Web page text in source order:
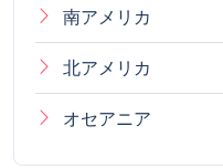
南アメリカ
北アメリカ
オセアニア